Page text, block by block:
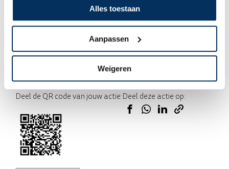
Alles toestaan
Aanpassen
Weigeren
Deze actie is aangemaakt door:Kampert oud ijzer
Wij halen oud ijzer en metalen op bij mensen in Harskamp
voor MAF.
Deel de QR code van jouw actie:Deel deze actie op: